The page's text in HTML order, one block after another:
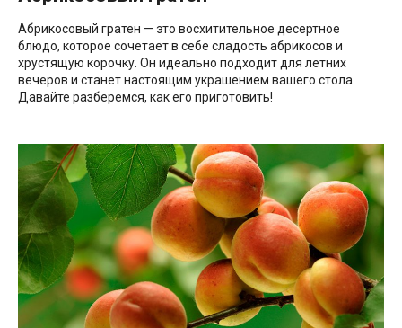
Абрикосовый гратен — это восхитительное десертное
блюдо, которое сочетает в себе сладость абрикосов и
хрустящую корочку. Он идеально подходит для летних
вечеров и станет настоящим украшением вашего стола.
Давайте разберемся, как его приготовить!